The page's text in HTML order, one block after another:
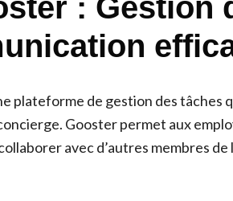
: Gestion
plateforme de gestion des tâches
Gooster permet aux
avec d’autres membres